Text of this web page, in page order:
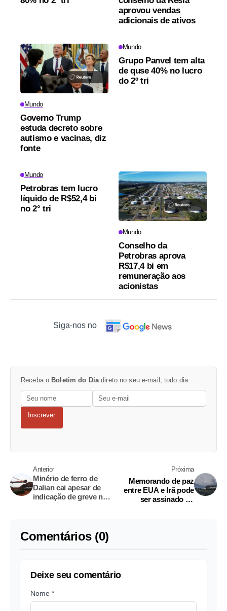
aprovou vendas
adicionais de ativos
Mundo
Governo Trump
estuda decreto sobre
autismo e vacinas, diz
fonte
Mundo
Grupo Panvel tem alta
de quse 40% no lucro
do 2º tri
Mundo
Petrobras tem lucro
líquido de R$52,4 bi
no 2° tri
Mundo
Conselho da
Petrobras aprova
R$17,4 bi em
remuneração aos
acionistas
Siga-nos no
Receba o Boletim do Diadireto no seu e-mail, todo dia.
Inscrever
Anterior
Minério de ferro de
Dalian cai apesar de
indicação de greve na
Próxima
Memorando de paz
entre EUA e Irã pode
ser assinado no
Comentários (0)
Deixe seu comentário
Nome *